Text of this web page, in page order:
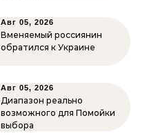
Авг 05, 2026
Вменяемый россиянин
обратился к Украине
Авг 05, 2026
Диапазон реально
возможного для Помойки
выбора